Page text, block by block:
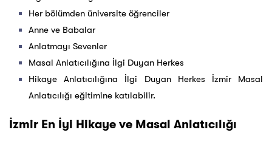
Her bölümden üniversite öğrenciler
Anne ve Babalar
Anlatmayı Sevenler
Masal Anlatıcılığına İlgi Duyan Herkes
Hikaye Anlatıcılığına İlgi Duyan Herkes İzmir Masal
Anlatıcılığı eğitimine katılabilir.
İzmir En İyi Hikaye ve Masal Anlatıcılığı